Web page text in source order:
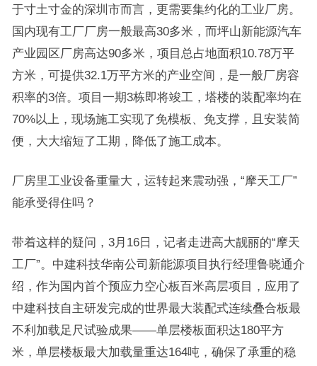
于寸土寸金的深圳市而言，更需要集约化的工业厂房。
国内现有工厂厂房一般最高30多米，而坪山新能源汽车
产业园区厂房高达90多米，项目总占地面积10.78万平
方米，可提供32.1万平方米的产业空间，是一般厂房容
积率的3倍。项目一期3栋即将竣工，塔楼的装配率均在
70%以上，现场施工实现了免模板、免支撑，且安装简
便，大大缩短了工期，降低了施工成本。
厂房里工业设备重量大，运转起来震动强，“摩天工厂”
能承受得住吗？
带着这样的疑问，3月16日，记者走进高大靓丽的“摩天
工厂”。中建科技华南公司新能源项目执行经理鲁晓通介
绍，作为国内首个预应力空心板百米高层项目，应用了
中建科技自主研发完成的世界最大装配式连续叠合板最
不利加载足尺试验成果——单层楼板面积达180平方
米，单层楼板最大加载量重达164吨，确保了承重的稳